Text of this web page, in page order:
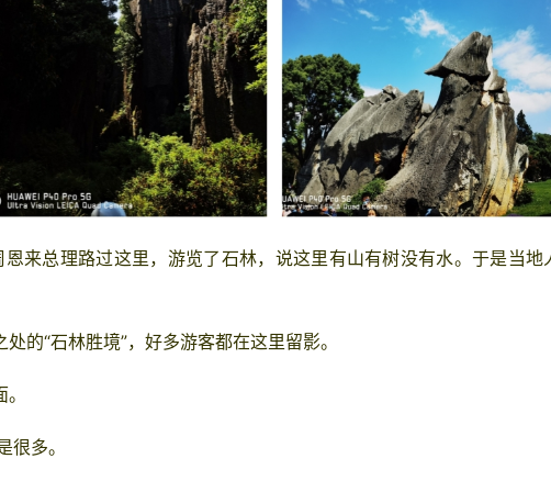
恩来总理路过这里，游览了石林，说这里有山有树没有水。于是当地
处的“石林胜境”，好多游客都在这里留影。
多。